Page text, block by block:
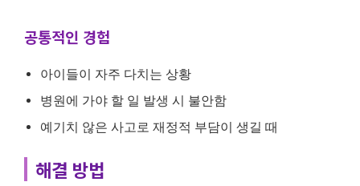
공통적인 경험
아이들이 자주 다치는 상황
병원에 가야 할 일 발생 시 불안함
예기치 않은 사고로 재정적 부담이 생길 때
해결 방법